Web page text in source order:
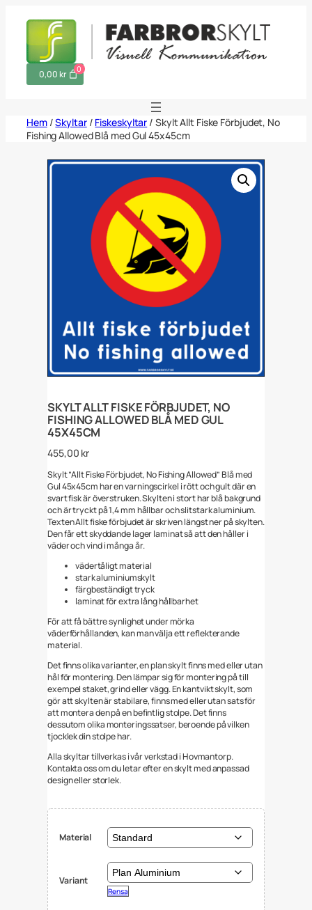
0
0,00 kr
Hem/Skyltar/ Fiskeskyltar / Skylt Allt Fiske Förbjudet, No
Fishing Allowed Blå med Gul 45x45cm
SKYLT ALLT FISKE FÖRBJUDET, NO
FISHING ALLOWED BLÅ MED GUL
45X45CM
455,00 kr
Skylt ”Allt Fiske Förbjudet, No Fishing Allowed” Blå med
Gul 45x45cm har en varningscirkel i rött och gult där en
svart fisk är överstruken. Skylten i stort har blå bakgrund
och är tryckt på 1,4 mm hållbar och slitstark aluminium.
Texten Allt fiske förbjudet är skriven längst ner på skylten.
Den får ett skyddande lager laminat så att den håller i
väder och vind i många år.
vädertåligt material
stark aluminiumskylt
färgbeständigt tryck
laminat för extra lång hållbarhet
För att få bättre synlighet under mörka
väderförhållanden, kan man välja ett reflekterande
material.
Det finns olika varianter, en plan skylt finns med eller utan
hål för montering. Den lämpar sig för montering på till
exempel staket, grind eller vägg. En kantvikt skylt, som
gör att skylten är stabilare, finns med eller utan sats för
att montera den på en befintlig stolpe. Det finns
dessutom olika monteringssatser, beroende på vilken
tjocklek din stolpe har.
Alla skyltar tillverkas i vår verkstad i Hovmantorp.
Kontakta oss om du letar efter en skylt med anpassad
design eller storlek.
Material
Variant
Rensa